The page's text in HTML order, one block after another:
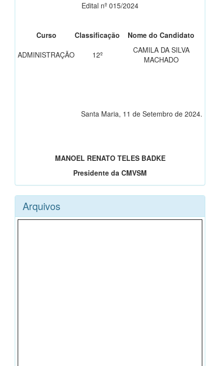
Edital nº 015/2024
Curso Classificação
Nome do Candidato
ADMINISTRAÇÃO
12º
CAMILA DA SILVA
MACHADO
Santa Maria, 11 de Setembro de 2024.
MANOEL RENATO TELES BADKE
Presidente da CMVSM
Arquivos